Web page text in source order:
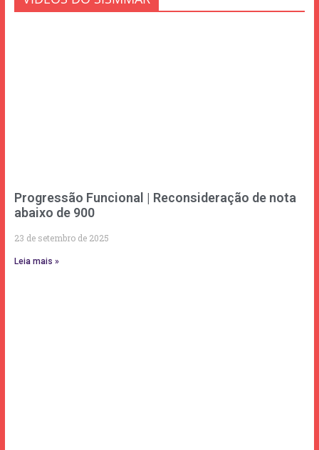
Progressão Funcional | Reconsideração de nota
abaixo de 900
23 de setembro de 2025
Leia mais »